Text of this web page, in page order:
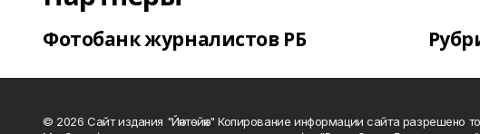
Фотобанк журналистов РБ
© 2026 Сайт издания "Йәнтөйәк" Копирование информации сайта разрешено